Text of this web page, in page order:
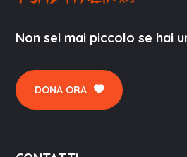
Non sei mai piccolo se hai
DONA ORA